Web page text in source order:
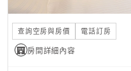
紅
利
查
查詢空房與房價 電話訂房
房間詳細內容